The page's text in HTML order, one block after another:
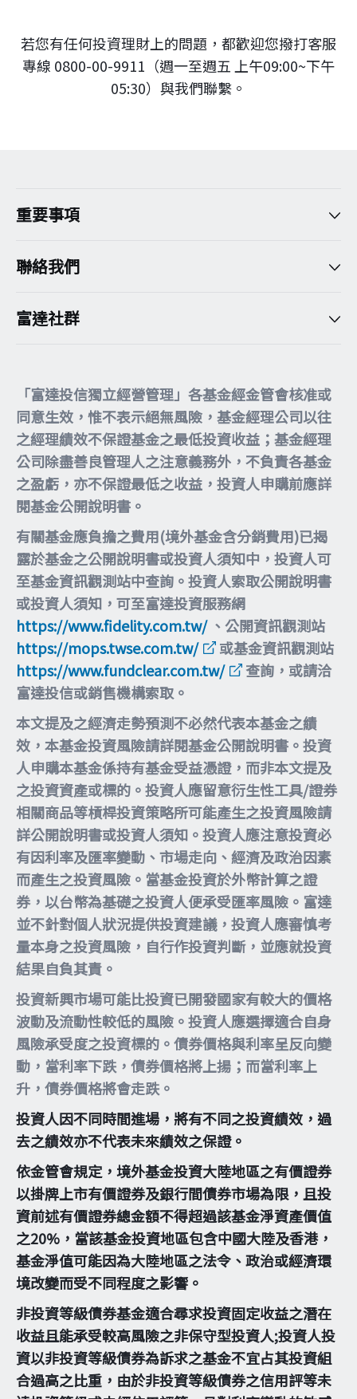
若您有任何投資理財上的問題，都歡迎您撥打客服
專線 0800-00-9911（週一至週五 上午09:00~下午
05:30）與我們聯繫。
重要事項
聯絡我們
富達社群
「富達投信獨立經營管理」各基金經金管會核准或
同意生效，惟不表示絕無風險，基金經理公司以往
之經理績效不保證基金之最低投資收益；基金經理
公司除盡善良管理人之注意義務外，不負責各基金
之盈虧，亦不保證最低之收益，投資人申購前應詳
閱基金公開說明書。
有關基金應負擔之費用(境外基金含分銷費用)已揭
露於基金之公開說明書或投資人須知中，投資人可
至基金資訊觀測站中查詢。投資人索取公開說明書
或投資人須知，可至富達投資服務網
https://www.fidelity.com.tw/、公開資訊觀測站
https://mops.twse.com.tw/
或基金資訊觀測站
https://www.fundclear.com.tw/
查詢，或請洽
富達投信或銷售機構索取。
本文提及之經濟走勢預測不必然代表本基金之績
效，本基金投資風險請詳閱基金公開說明書。投資
人申購本基金係持有基金受益憑證，而非本文提及
之投資資產或標的。投資人應留意衍生性工具/證券
相關商品等槓桿投資策略所可能產生之投資風險請
詳公開說明書或投資人須知。投資人應注意投資必
有因利率及匯率變動、市場走向、經濟及政治因素
而產生之投資風險。當基金投資於外幣計算之證
券，以台幣為基礎之投資人便承受匯率風險。富達
並不針對個人狀況提供投資建議，投資人應審慎考
量本身之投資風險，自行作投資判斷，並應就投資
結果自負其責。
投資新興市場可能比投資已開發國家有較大的價格
波動及流動性較低的風險。投資人應選擇適合自身
風險承受度之投資標的。債券價格與利率呈反向變
動，當利率下跌，債券價格將上揚；而當利率上
升，債券價格將會走跌。
投資人因不同時間進場，將有不同之投資績效，過
去之績效亦不代表未來績效之保證。
依金管會規定，境外基金投資大陸地區之有價證券
以掛牌上市有價證券及銀行間債券市場為限，且投
資前述有價證券總金額不得超過該基金淨資產價值
之20%，當該基金投資地區包含中國大陸及香港，
基金淨值可能因為大陸地區之法令、政治或經濟環
境改變而受不同程度之影響。
非投資等級債券基金適合尋求投資固定收益之潛在
收益且能承受較高風險之非保守型投資人;投資人投
資以非投資等級債券為訴求之基金不宜占其投資組
合過高之比重，由於非投資等級債券之信用評等未